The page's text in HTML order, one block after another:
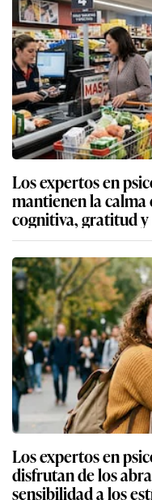
Los expertos en
mantienen la calma
cognitiva, gratitud
Los expertos en
disfrutan de los
sensibilidad a los